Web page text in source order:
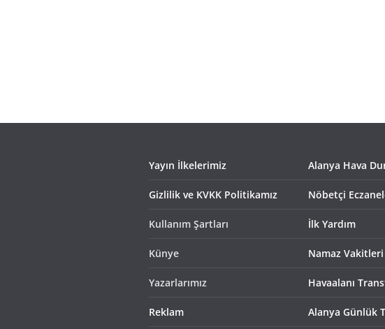
Yayın İlkelerimiz
Gizlilik ve KVKK Politikamız
Kullanım Şartları
Künye
Yazarlarımız
Reklam
Alanya Hava
Nöbetçi
İlk Yardım
Namaz Vakitleri
Havaalanı
Alanya Günlük